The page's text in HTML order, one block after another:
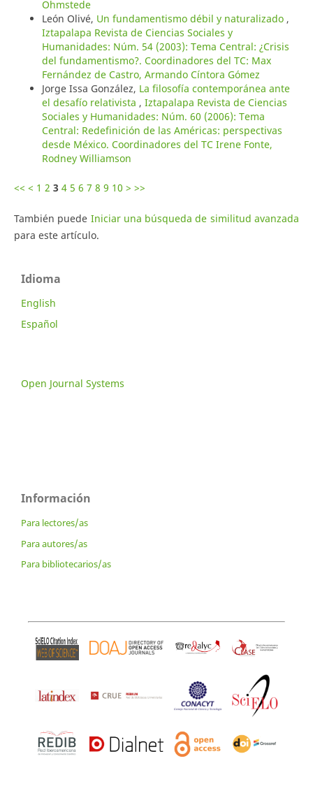
Ohmstede
León Olivé, Un fundamentismo débil y naturalizado ,
Iztapalapa Revista de Ciencias Sociales y
Humanidades: Núm. 54 (2003): Tema Central: ¿Crisis
del fundamentismo?. Coordinadores del TC: Max
Fernández de Castro, Armando Cíntora Gómez
Jorge Issa González, La filosofía contemporánea ante
el desafío relativista , Iztapalapa Revista de Ciencias
Sociales y Humanidades: Núm. 60 (2006): Tema
Central: Redefinición de las Américas: perspectivas
desde México. Coordinadores del TC Irene Fonte,
Rodney Williamson
<< < 1 2 3 4 5 6 7 8 9 10 > >>
También puede Iniciar una búsqueda de similitud avanzada
para este artículo.
Idioma
English
Español
Open Journal Systems
Información
Para lectores/as
Para autores/as
Para bibliotecarios/as